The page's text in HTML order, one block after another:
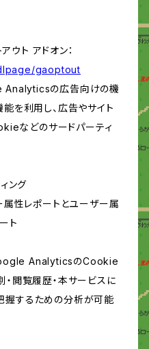
ウト アドオン：
gaoptout
Analyticsの広告向けの機
能を利用し、広告やサイト
などのサードパーティ
ング
性レポートとユーザー属
ト
AnalyticsのCookie
・閲覧履歴・本サービスに
握するための分析が可能